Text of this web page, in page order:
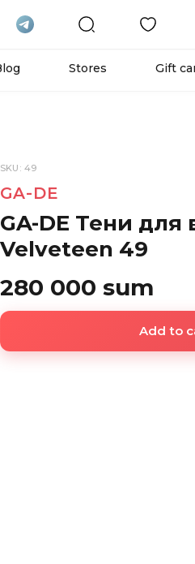
Stores Gift
SKU: 49
GA-DE
GA-DE Тени для
Velveteen 49
280 000 sum
Add to